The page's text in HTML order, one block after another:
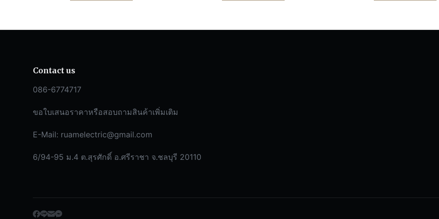
Contact us
086-6774717
ขอใบเสนอราคาหรือสอบถามสินค้าเพิ่มเติม
E-Mail: ruamelectric@gmail.com
6/94-95 ม.4 ต.สุรศักดิ์ อ.ศรีราชา จ.ชลบุรี 20110